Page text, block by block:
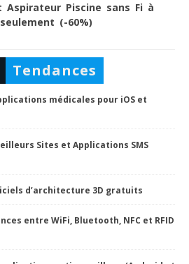
Aspirateur Piscine sans Fi à
(-60%)
Tendances
médicales pour iOS et
Sites et Applications SMS
d’architecture 3D gratuits
entre WiFi, Bluetooth, NFC et RFID